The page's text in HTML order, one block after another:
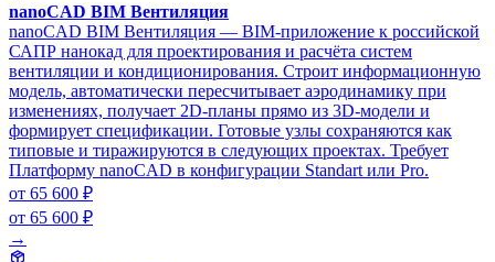
nanoCAD BIM Вентиляция
nanoCAD BIM Вентиляция — BIM-приложение к российской
САПР нанокад для проектирования и расчёта систем
вентиляции и кондиционирования. Строит информационную
модель, автоматически пересчитывает аэродинамику при
изменениях, получает 2D-планы прямо из 3D-модели и
формирует спецификации. Готовые узлы сохраняются как
типовые и тиражируются в следующих проектах. Требует
Платформу nanoCAD в конфигурации Standart или Pro.
от 65 600 ₽
от 65 600 ₽
→